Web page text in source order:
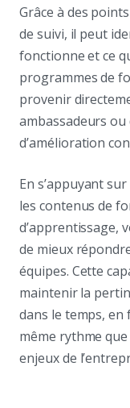
Grâce à des
de suivi, il peut
fonctionne et ce
programmes de
provenir
ambassadeurs
d’amélioration
En s’appuyant
les contenus de
d’apprentissage,
de mieux
équipes. Cette
maintenir la
dans le temps,
même rythme
enjeux de